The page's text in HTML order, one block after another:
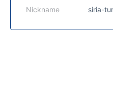
Nickname siria-